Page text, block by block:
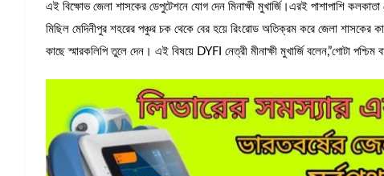
এই বিক্ষোভ জেলা শাসকের ডেপুটেশনে যোগ দেন মিনাক্ষী মুখার্জি।এরই পাশাপাশি
মিছিল মেদিনীপুর শহরের পঞ্চুর চক থেকে বের হয়ে রিংরোড অতিক্রম করে জেলা শাসকের
কাছে স্মারকলিপি তুলে দেন। এই বিষয়ে DYFI নেত্রী মীনাক্ষী মুখার্জি বলেন,”গোটা পশ্চিম